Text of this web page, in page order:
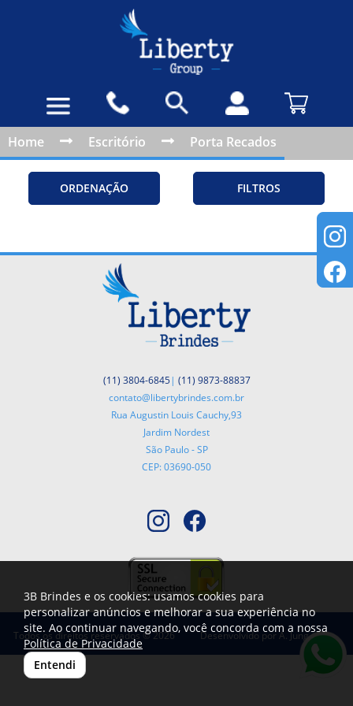
Home Escritório Porta Recados
ORDENAÇÃO FILTROS
(11) 3804-6845| (11) 9873-88837
contato@libertybrindes.com.br
Rua Augustin Louis Cauchy,93
Jardim Nordest
São Paulo - SP
CEP: 03690-050
Todos os direitos reservados © 2026 Desenvolvido porA. Jung
3B Brindes e os cookies: usamos cookies para
personalizar anúncios e melhorar a sua experiência no
site. Ao continuar navegando, você concorda com a nossa
Política de Privacidade
Entendi